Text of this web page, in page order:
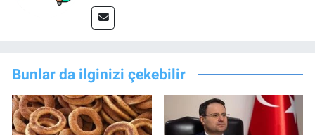
Bunlar da ilginizi çekebilir